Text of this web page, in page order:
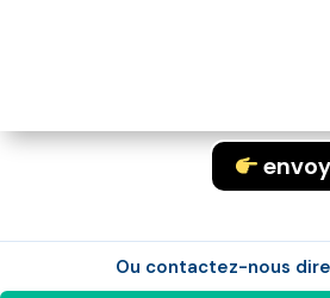
Ou contactez-nous